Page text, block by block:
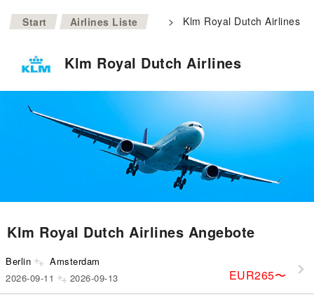
Start >
Airlines Liste > Klm Royal Dutch Airlines
Klm Royal Dutch Airlines
Klm Royal Dutch Airlines Angebote
Berlin Amsterdam
EUR265〜
2026-09-11 2026-09-13